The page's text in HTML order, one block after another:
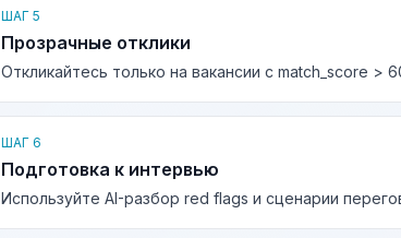
ШАГ 5
Прозрачные отклики
Откликайтесь только на вакансии с match_score >
ШАГ 6
Подготовка к интервью
Используйте AI-разбор red flags и сценарии